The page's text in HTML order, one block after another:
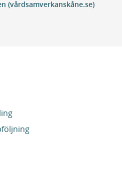
(vårdsamverkanskåne.se)Extern